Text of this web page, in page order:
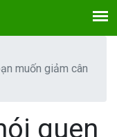
muốn giảm cân
quen